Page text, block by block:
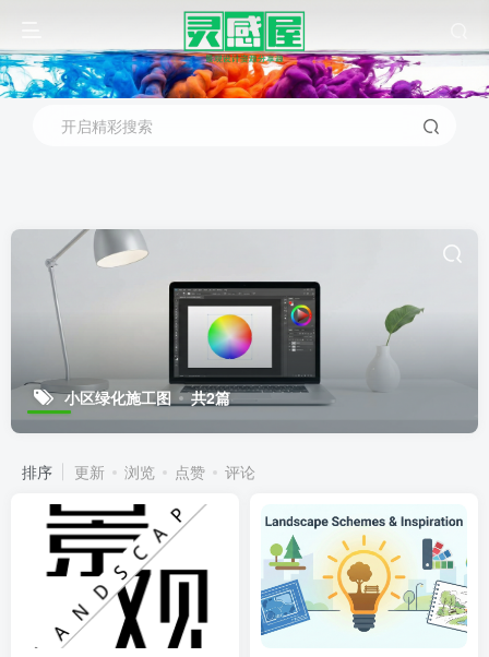
开启精彩搜索
小区绿化施工图 共2篇
排序 更新 浏览 点赞 评论